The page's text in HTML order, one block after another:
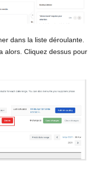
dans la liste déroulante.
alors. Cliquez dessus pour